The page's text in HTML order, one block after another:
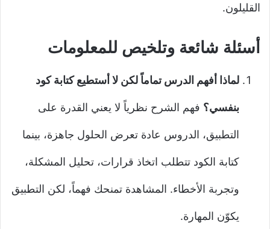
القليلون.
أسئلة شائعة وتلخيص للمعلومات
لماذا أفهم الدرس تماماً لكن لا أستطيع كتابة كود
بنفسي؟ فهم الشرح نظرياً لا يعني القدرة على
التطبيق، الدروس عادة تعرض الحلول جاهزة، بينما
كتابة الكود تتطلب اتخاذ قرارات، تحليل المشكلة،
وتجربة الأخطاء. المشاهدة تمنحك فهماً، لكن التطبيق
يكوّن المهارة.